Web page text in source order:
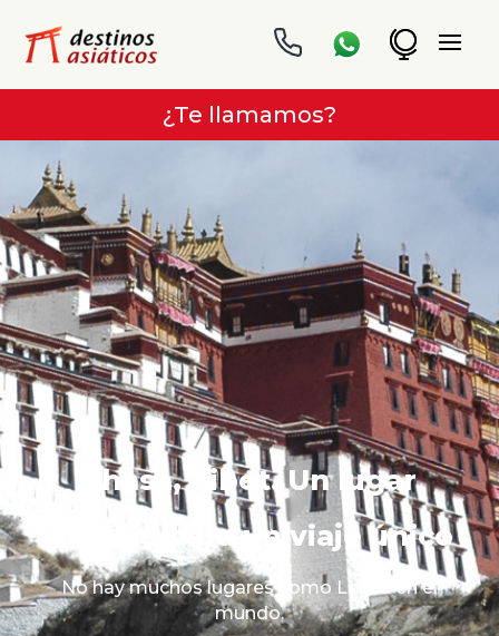
¿Te llamamos?
Lhasa, Tibet. Un lugar
mágico para un viaje único
No hay muchos lugares como Lhasa en el
mundo.